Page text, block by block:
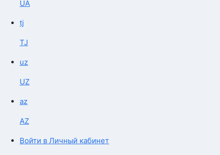
UA
tj
TJ
uz
UZ
az
AZ
Войти в Личный кабинет